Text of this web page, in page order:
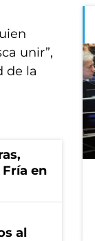
unir”,
de la
en
al